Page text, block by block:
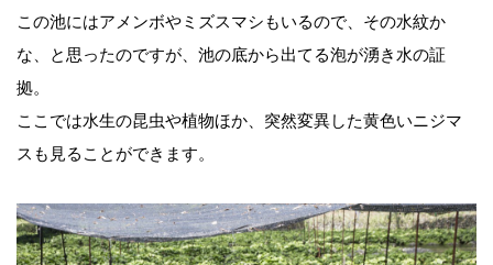
この池にはアメンボやミズスマシもいるので、その水紋か
な、と思ったのですが、池の底から出てる泡が湧き水の証
拠。
ここでは水生の昆虫や植物ほか、突然変異した黄色いニジマ
スも見ることができます。